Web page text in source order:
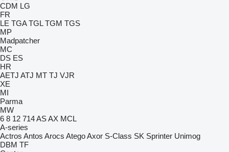
CDM LG
FR
LE TGA TGL TGM TGS
MP
Madpatcher
MC
DS ES
HR
AETJ ATJ MT TJ VJR
XE
MI
Parma
MW
6 8 12 714ASAX MCL
A-series
Actros Antos Arocs AtegoAxor S-Class SK Sprinter Unimog
DBM TF